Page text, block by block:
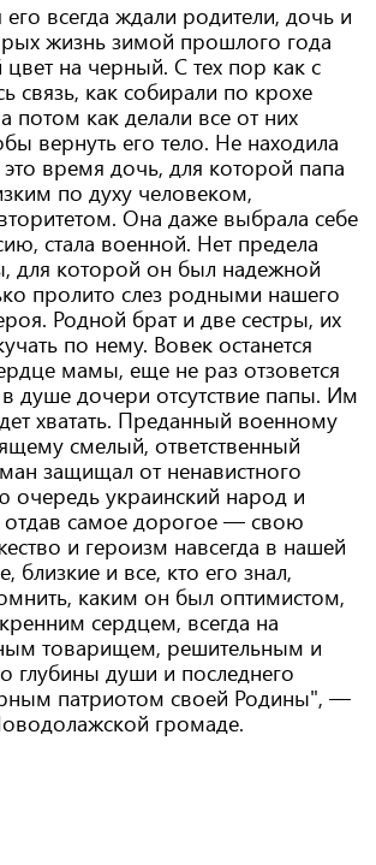
всегда ждали родители, дочь и
жизнь зимой прошлого года
на черный. С тех пор как с
связь, как собирали по крохе
как делали все от них
вернуть его тело. Не находила
это время дочь, для которой папа
по духу человеком,
Она даже выбрала себе
стала военной. Нет предела
для которой он был надежной
пролито слез родными нашего
Родной брат и две сестры, их
по нему. Вовек останется
мамы, еще не раз отзовется
душе дочери отсутствие папы. Им
хватать. Преданный военному
смелый, ответственный
защищал от ненавистного
очередь украинский народ и
отдав самое дорогое — свою
и героизм навсегда в нашей
близкие и все, кто его знал,
каким он был оптимистом,
сердцем, всегда на
товарищем, решительным и
глубины души и последнего
патриотом своей Родины", —
громаде.